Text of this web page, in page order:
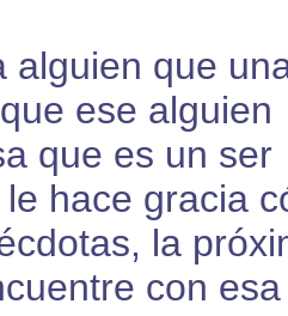
alguien que
ese alguien
que es un ser
hace gracia
la
con esa